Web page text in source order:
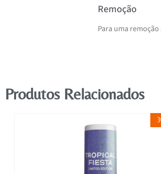
Remoção
Para uma
Produtos Relacionados